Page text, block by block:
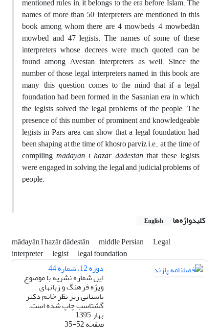
names of more than 50 interpreters are mentioned in this
book among whom there are 4 mowbeds, 4 mowbedān
mowbed and 47 legists. The names of some of these
interpreters whose decrees were much quoted can be
found among Avestan interpreters as well. Since the
number of those legal interpreters named in this book are
many, this question comes to the mind that if a legal
foundation had been formed in the Sasanian era in which
the legists solved the legal problems of the people. The
presence of this number of prominent and knowledgeable
legists in Pars area can show that a legal foundation had
been shaping at the time of khosro parviz i.e., at the time of
compilingmādayān ī hazār dādestānthat these legists
were engaged in solving the legal and judicial problems of
people.
کلیدواژه‌ها English
mādayān ī hazār dādestān middle Persian
Legal
interpreter legist legal foundation
دوره 12، شماره 44
این شماره نشریه با موضوع
ویژه فرهنگ و زبانهای
باستانی زیر نظر خانم دکتر
گشتاسب چاپ شده است.
بهار 1395
صفحه35-52